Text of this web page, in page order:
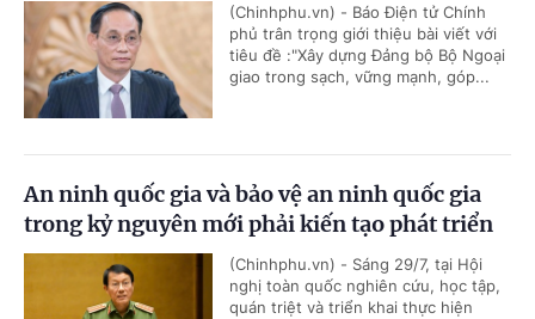
(Chinhphu.vn) - Báo Điện tử Chính
phủ trân trọng giới thiệu bài viết với
tiêu đề :"Xây dựng Đảng bộ Bộ Ngoại
giao trong sạch, vững mạnh, góp...
An ninh quốc gia và bảo vệ an ninh quốc gia
trong kỷ nguyên mới phải kiến tạo phát triển
(Chinhphu.vn) - Sáng 29/7, tại Hội
nghị toàn quốc nghiên cứu, học tập,
quán triệt và triển khai thực hiện